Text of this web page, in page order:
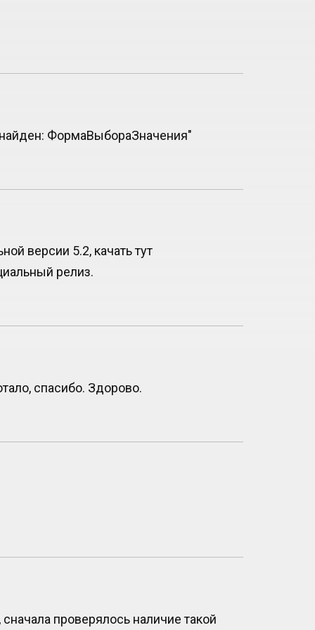
ФормаВыбораЗначения"
версии 5.2, качать тут
релиз.
спасибо. Здорово.
проверялось наличие такой